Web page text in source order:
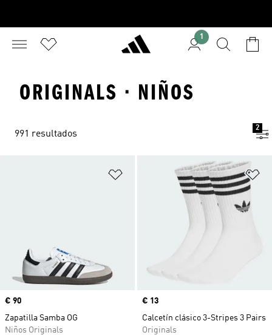
1
ORIGINALS · NIÑOS
991 resultados
2
Añadir a la lista de deseos
Precio
€ 90
Zapatilla Samba OG
Niños Originals
Precio
€ 13
Calcetín clásico 3-Stripes 3 Pairs
Originals